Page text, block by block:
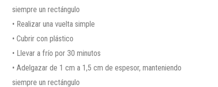
siempre un rectángulo
• Realizar una vuelta simple
• Cubrir con plástico
• Llevar a frío por 30 minutos
• Adelgazar de 1 cm a 1,5 cm de espesor, manteniendo
siempre un rectángulo